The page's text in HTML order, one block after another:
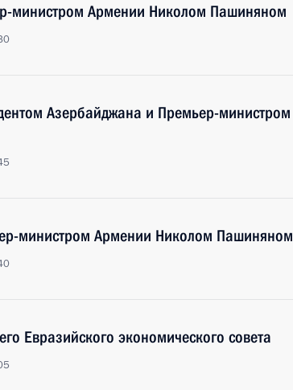
министром Армении Николом Пашиняном
Азербайджана и Премьер-министром
министром Армении Николом Пашиняном
Евразийского экономического совета